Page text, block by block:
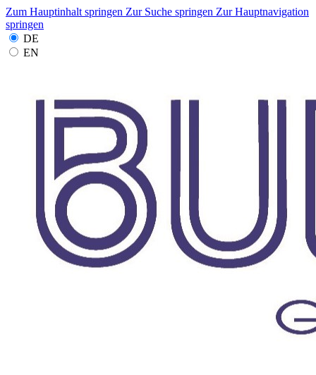
Zum Hauptinhalt springen Zur Suche springen Zur Hauptnavigation
springen
DE
EN